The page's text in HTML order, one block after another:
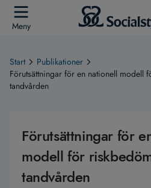
Meny
Start
Publikationer
Förutsättningar för en nationell modell
tandvården
Förutsättningar för
modell för
tandvården